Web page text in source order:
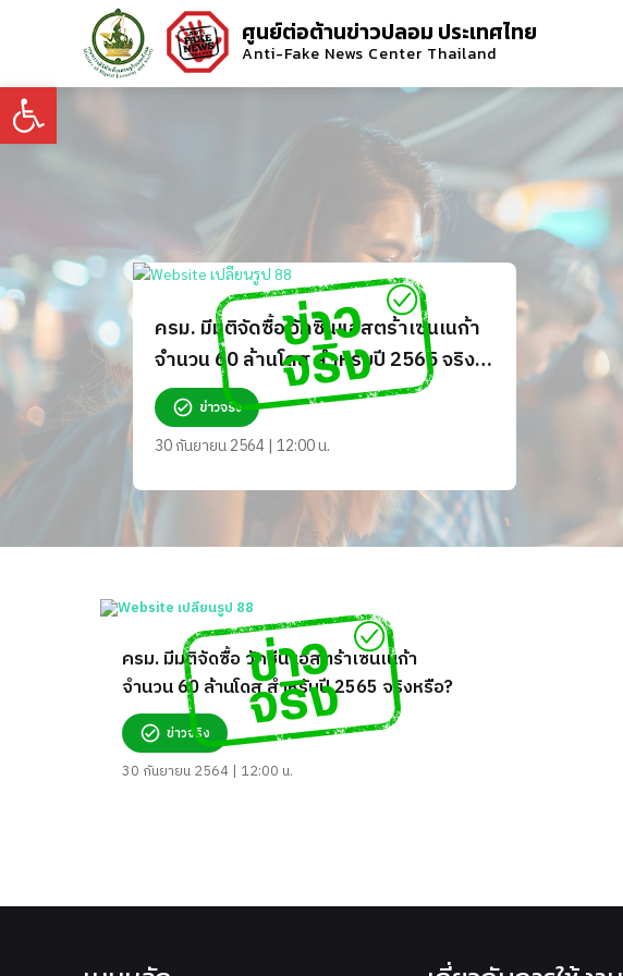
Open toolbar
ศูนย์ต่อต้านข่าวปลอม ประเทศไทย
Anti-Fake News Center Thailand
ครม. มีมติจัดซื้อ วัคซีนแอสตร้าเซนเนก้า
จำนวน 60 ล้านโดส สำหรับปี 2565 จริง
หรือ?ข่าวจริง
30 กันยายน 2564 | 12:00 น.
ครม. มีมติจัดซื้อ วัคซีนแอสตร้าเซนเนก้า
จำนวน 60 ล้านโดส สำหรับปี 2565 จริงหรือ?
ข่าวจริง
30 กันยายน 2564 | 12:00 น.